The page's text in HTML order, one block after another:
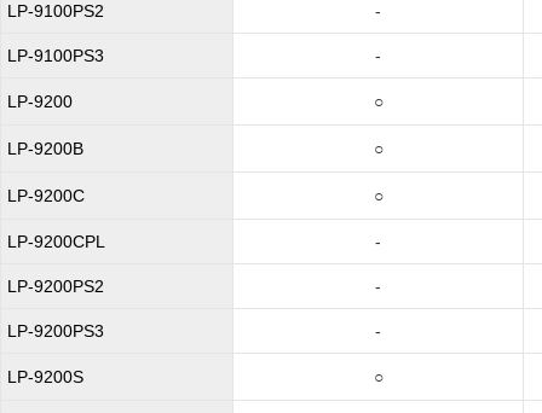
LP-9100PS2 -
LP-9100PS3 -
LP-9200 ○
LP-9200B ○
LP-9200C ○
LP-9200CPL -
LP-9200PS2 -
LP-9200PS3 -
LP-9200S ○